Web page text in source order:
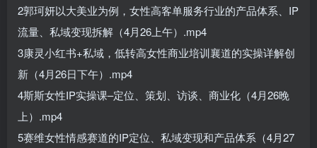
2郭珂妍以大美业为例，女性高客单服务行业的产品体系、IP
流量、私域变现拆解（4月26上午）.mp4
3康灵小红书+私域，低转高女性商业培训襄道的实操详解创
新（4月26日下午）.mp4
4斯斯女性IP实操课–定位、策划、访谈、商业化（4月26晚
上）.mp4
5赛维女性情感赛道的IP定位、私域变现和产品体系（4月27